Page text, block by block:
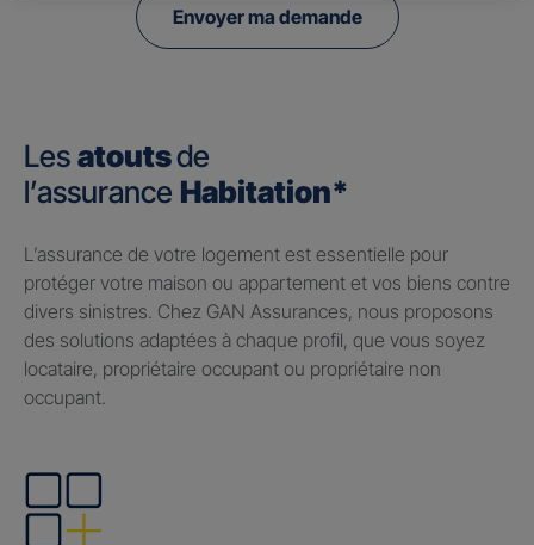
Envoyer ma demande
Les atoutsde
l’assurance Habitation*
​L’assurance de votre logement est essentielle pour
protéger votre maison ou appartement et vos biens contre
divers sinistres. Chez GAN Assurances, nous proposons
des solutions adaptées à chaque profil, que vous soyez
locataire, propriétaire occupant ou propriétaire non
occupant.